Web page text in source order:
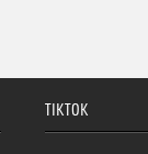
TIKTOK